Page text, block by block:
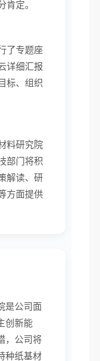
肯定。
了专题座
详细汇报
标、组织
料研究院
部门将积
解读、研
方面提供
是公司面
创新能
，公司将
种纸基材